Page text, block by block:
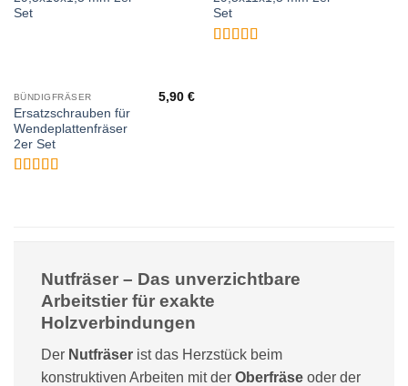
Set
Set
BÜNDIGFRÄSER
Ersatzschrauben für
Wendeplattenfräser
2er Set
5,90€
Nutfräser – Das unverzichtbare
Arbeitstier für exakte
Holzverbindungen
Der Nutfräser ist das Herzstück beim
konstruktiven Arbeiten mit der Oberfräse oder der